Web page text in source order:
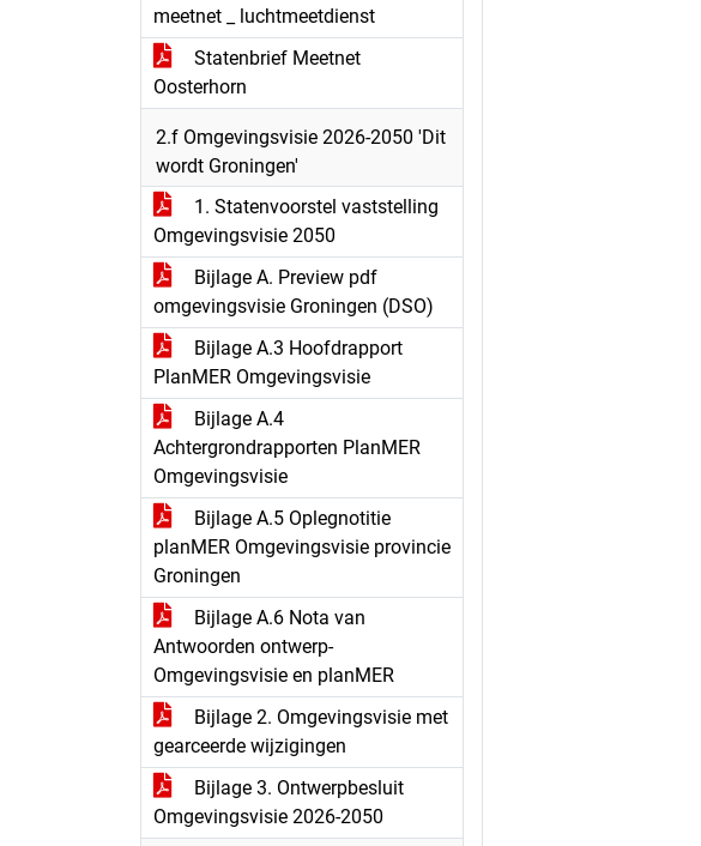
meetnet _ luchtmeetdienst
Statenbrief Meetnet
Oosterhorn
2.f Omgevingsvisie 2026-2050 'Dit
wordt Groningen'
1. Statenvoorstel vaststelling
Omgevingsvisie 2050
Bijlage A. Preview pdf
omgevingsvisie Groningen (DSO)
Bijlage A.3 Hoofdrapport
PlanMER Omgevingsvisie
Bijlage A.4
Achtergrondrapporten PlanMER
Omgevingsvisie
Bijlage A.5 Oplegnotitie
planMER Omgevingsvisie provincie
Groningen
Bijlage A.6 Nota van
Antwoorden ontwerp-
Omgevingsvisie en planMER
Bijlage 2. Omgevingsvisie met
gearceerde wijzigingen
Bijlage 3. Ontwerpbesluit
Omgevingsvisie 2026-2050